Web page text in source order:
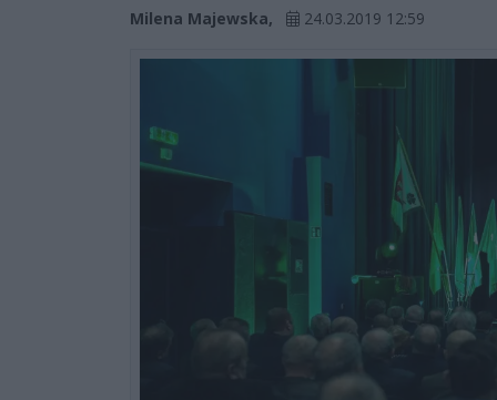
Milena Majewska, 24.03.2019 12:59